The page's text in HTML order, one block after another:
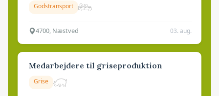
Godstransport
4700, Næstved 03. aug.
Medarbejdere til griseproduktion
Grise